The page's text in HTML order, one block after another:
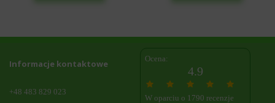
Informacje kontaktowe
+48 483 829 023
Ocena:
4.9
W oparciu o 1790 recenzje